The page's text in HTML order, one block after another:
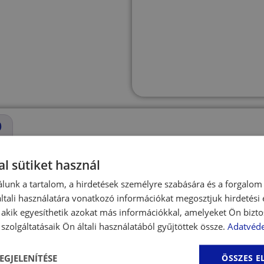
– plüss és
tökéletes választás játékos és aktív kutyák
játékélményt és tartósságot.
kielégítését, miközben a játék húzós és
sütiket használ
a tartalom, a hirdetések személyre szabására és a forgalom
használatára vonatkozó információkat megosztjuk hirdetési
egyesíthetik azokat más információkkal, amelyeket Ön
Ön általi használatából gyűjtöttek össze.
ÖSSZES